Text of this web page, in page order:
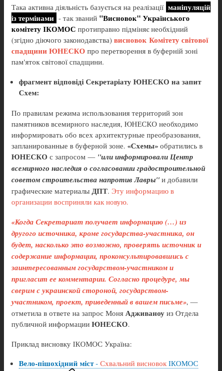
Така активна діяльність базується на реалізації маніпуляцій
із термінами - так званий "Висновок" Українського
комітету ІКОМОС протиправно підміняє необхідний
(згідно діючого законодавства) висновок Комітету світової
спадщини ЮНЕСКО про перетворення в буферній зоні
пам'яток світової спадщини.
фрагмент відповіді Секретаріату ЮНЕСКО на запит
Схем:
По правилам режима использования территорий зон
памятников всемирного наследия, ЮНЕСКО необходимо
информировать обо всех архитектурные преобразования,
запланированные в буферной зоне. «Схемы» обратились в
ЮНЕСКО с запросом — "или информировали Центр
всемирного наследия о согласовании градостроительной
советом строительства напротив Лавры" и добавили
графические материалы ДПТ. Эту информацию в
организации восприняли как новую.
«Когда Секретариат получает информацию (…) из
другого источника, кроме государства-участника, он
будет, насколько это возможно, проверять источник и
содержание информации, проконсультировавшись с
заинтересованным государством-участником и
пригласит ее комментарии. Согласно процедуре, мы
сверим с украинской стороной, государством-
участником, проект, приведенный в вашем письме», —
отметила в ответе на запрос Моня Адживаноу из Отдела
публичной информации ЮНЕСКО.
Приклад висновку ІКОМОС Україна:
Вело-пішохідний міст- Схвальний висновок ІКОМОС